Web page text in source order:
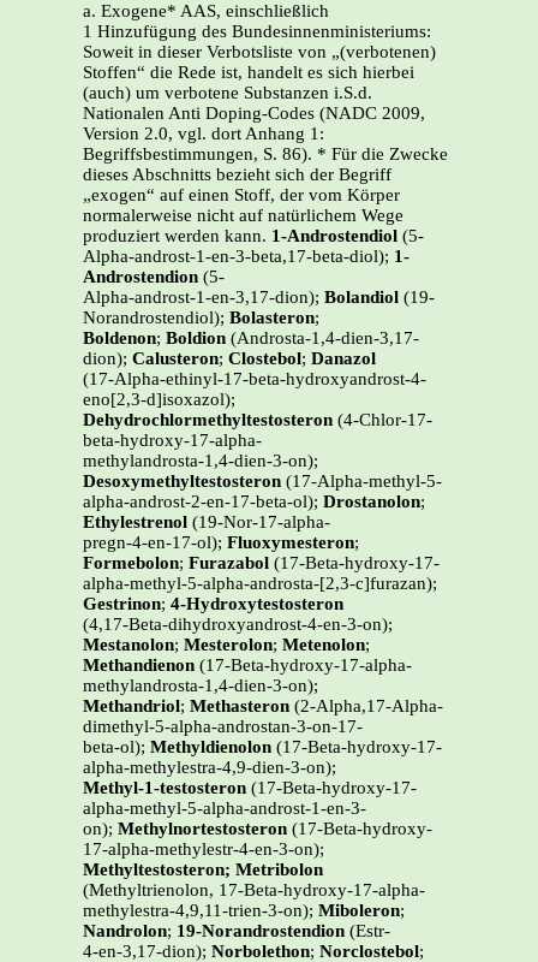
a. Exogene* AAS, einschließlich
1 Hinzufügung des Bundesinnenministeriums:
Soweit in dieser Verbotsliste von „(verbotenen)
Stoffen“ die Rede ist, handelt es sich hierbei
(auch) um verbotene Substanzen i.S.d.
Nationalen Anti Doping-Codes (NADC 2009,
Version 2.0, vgl. dort Anhang 1:
Begriffsbestimmungen, S. 86). * Für die Zwecke
dieses Abschnitts bezieht sich der Begriff
„exogen“ auf einen Stoff, der vom Körper
normalerweise nicht auf natürlichem Wege
produziert werden kann. 1-Androstendiol (5-
Alpha-androst-1-en-3-beta,17-beta-diol); 1-
Androstendion (5-
Alpha-androst-1-en-3,17-dion); Bolandiol (19-
Norandrostendiol); Bolasteron;
Boldenon; Boldion (Androsta-1,4-dien-3,17-
dion); Calusteron; Clostebol; Danazol
(17-Alpha-ethinyl-17-beta-hydroxyandrost-4-
eno[2,3-d]isoxazol);
Dehydrochlormethyltestosteron (4-Chlor-17-
beta-hydroxy-17-alpha-
methylandrosta-1,4-dien-3-on);
Desoxymethyltestosteron (17-Alpha-methyl-5-
alpha-androst-2-en-17-beta-ol); Drostanolon;
Ethylestrenol (19-Nor-17-alpha-
pregn-4-en-17-ol); Fluoxymesteron;
Formebolon; Furazabol (17-Beta-hydroxy-17-
alpha-methyl-5-alpha-androsta-[2,3-c]furazan);
Gestrinon; 4-Hydroxytestosteron
(4,17-Beta-dihydroxyandrost-4-en-3-on);
Mestanolon; Mesterolon; Metenolon;
Methandienon (17-Beta-hydroxy-17-alpha-
methylandrosta-1,4-dien-3-on);
Methandriol; Methasteron (2-Alpha,17-Alpha-
dimethyl-5-alpha-androstan-3-on-17-
beta-ol); Methyldienolon (17-Beta-hydroxy-17-
alpha-methylestra-4,9-dien-3-on);
Methyl-1-testosteron (17-Beta-hydroxy-17-
alpha-methyl-5-alpha-androst-1-en-3-
on); Methylnortestosteron (17-Beta-hydroxy-
17-alpha-methylestr-4-en-3-on);
Methyltestosteron; Metribolon
(Methyltrienolon, 17-Beta-hydroxy-17-alpha-
methylestra-4,9,11-trien-3-on); Miboleron;
Nandrolon; 19-Norandrostendion (Estr-
4-en-3,17-dion); Norbolethon; Norclostebol;